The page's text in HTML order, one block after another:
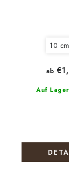
10 cm
Auf Lager
ab